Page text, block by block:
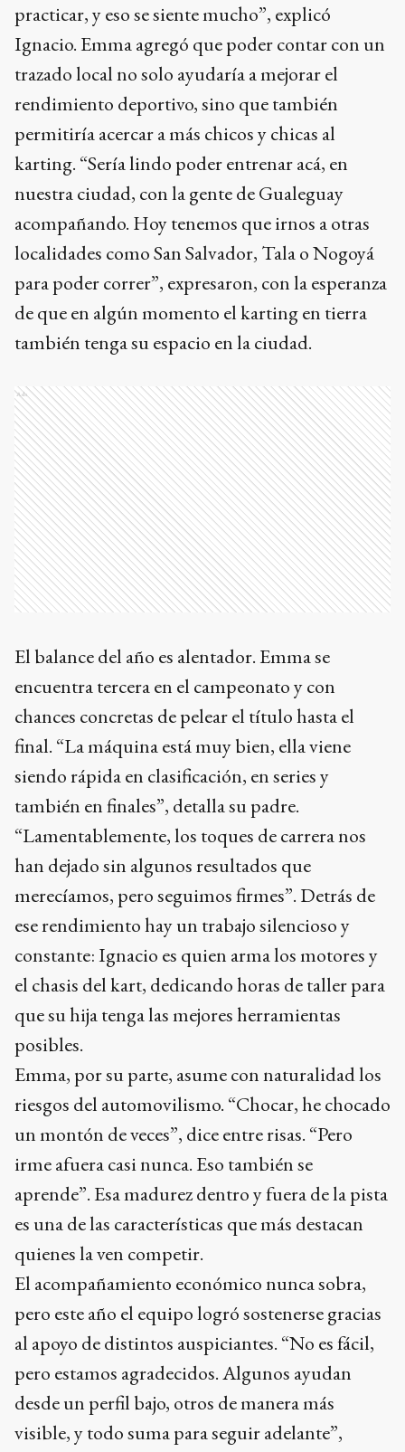
practicar, y eso se siente mucho”, explicó
Ignacio. Emma agregó que poder contar con un
trazado local no solo ayudaría a mejorar el
rendimiento deportivo, sino que también
permitiría acercar a más chicos y chicas al
karting. “Sería lindo poder entrenar acá, en
nuestra ciudad, con la gente de Gualeguay
acompañando. Hoy tenemos que irnos a otras
localidades como San Salvador, Tala o Nogoyá
para poder correr”, expresaron, con la esperanza
de que en algún momento el karting en tierra
también tenga su espacio en la ciudad.
Ads
El balance del año es alentador. Emma se
encuentra tercera en el campeonato y con
chances concretas de pelear el título hasta el
final. “La máquina está muy bien, ella viene
siendo rápida en clasificación, en series y
también en finales”, detalla su padre.
“Lamentablemente, los toques de carrera nos
han dejado sin algunos resultados que
merecíamos, pero seguimos firmes”. Detrás de
ese rendimiento hay un trabajo silencioso y
constante: Ignacio es quien arma los motores y
el chasis del kart, dedicando horas de taller para
que su hija tenga las mejores herramientas
posibles.
Emma, por su parte, asume con naturalidad los
riesgos del automovilismo. “Chocar, he chocado
un montón de veces”, dice entre risas. “Pero
irme afuera casi nunca. Eso también se
aprende”. Esa madurez dentro y fuera de la pista
es una de las características que más destacan
quienes la ven competir.
El acompañamiento económico nunca sobra,
pero este año el equipo logró sostenerse gracias
al apoyo de distintos auspiciantes. “No es fácil,
pero estamos agradecidos. Algunos ayudan
desde un perfil bajo, otros de manera más
visible, y todo suma para seguir adelante”,